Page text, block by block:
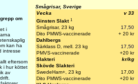
om
i
kan ha
intresse
eftersom
i hur köttet
av
Smågrisar, Sverige
Vecka
v 33
Ginsten Slakt 1
Smågrisar, 23 kg
17,50
Dito PMWS-vaccinerade
+ 20 kr
Dahlbergs
Särklass D, mell. 23 kg
17,50
PMVS-vaccinerade
+20 kr
Slakteri
kr/kg
Skövde Slakteri
SwedeHam+, 23 kg
17,00
Dito PMWS-vaccinerade
+20 kr